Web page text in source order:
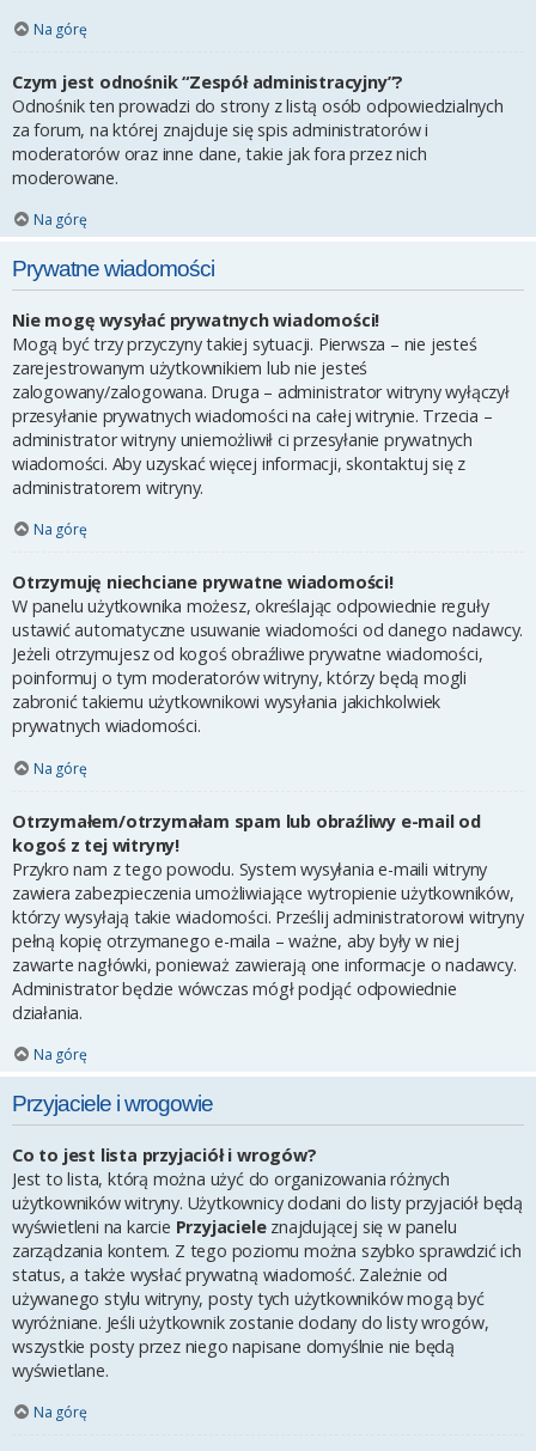
Na górę
Czym jest odnośnik “Zespół administracyjny”?
Odnośnik ten prowadzi do strony z listą osób odpowiedzialnych
za forum, na której znajduje się spis administratorów i
moderatorów oraz inne dane, takie jak fora przez nich
moderowane.
Na górę
Prywatne wiadomości
Nie mogę wysyłać prywatnych wiadomości!
Mogą być trzy przyczyny takiej sytuacji. Pierwsza – nie jesteś
zarejestrowanym użytkownikiem lub nie jesteś
zalogowany/zalogowana. Druga – administrator witryny wyłączył
przesyłanie prywatnych wiadomości na całej witrynie. Trzecia –
administrator witryny uniemożliwił ci przesyłanie prywatnych
wiadomości. Aby uzyskać więcej informacji, skontaktuj się z
administratorem witryny.
Na górę
Otrzymuję niechciane prywatne wiadomości!
W panelu użytkownika możesz, określając odpowiednie reguły
ustawić automatyczne usuwanie wiadomości od danego nadawcy.
Jeżeli otrzymujesz od kogoś obraźliwe prywatne wiadomości,
poinformuj o tym moderatorów witryny, którzy będą mogli
zabronić takiemu użytkownikowi wysyłania jakichkolwiek
prywatnych wiadomości.
Na górę
Otrzymałem/otrzymałam spam lub obraźliwy e-mail od
kogoś z tej witryny!
Przykro nam z tego powodu. System wysyłania e-maili witryny
zawiera zabezpieczenia umożliwiające wytropienie użytkowników,
którzy wysyłają takie wiadomości. Prześlij administratorowi witryny
pełną kopię otrzymanego e-maila – ważne, aby były w niej
zawarte nagłówki, ponieważ zawierają one informacje o nadawcy.
Administrator będzie wówczas mógł podjąć odpowiednie
działania.
Na górę
Przyjaciele i wrogowie
Co to jest lista przyjaciół i wrogów?
Jest to lista, którą można użyć do organizowania różnych
użytkowników witryny. Użytkownicy dodani do listy przyjaciół będą
wyświetleni na karcie Przyjacieleznajdującej się w panelu
zarządzania kontem. Z tego poziomu można szybko sprawdzić ich
status, a także wysłać prywatną wiadomość. Zależnie od
używanego stylu witryny, posty tych użytkowników mogą być
wyróżniane. Jeśli użytkownik zostanie dodany do listy wrogów,
wszystkie posty przez niego napisane domyślnie nie będą
wyświetlane.
Na górę